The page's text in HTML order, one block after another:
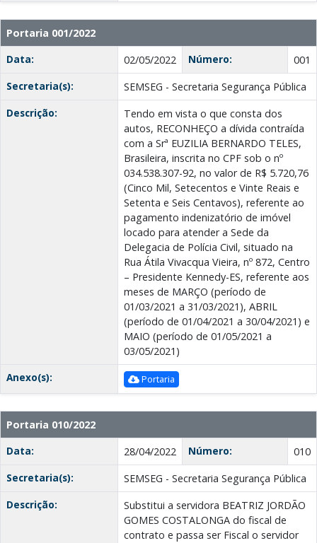
Portaria 001/2022
Data:
02/05/2022 Número:
001
Secretaria(s):
SEMSEG - Secretaria Segurança Pública
Descrição:
Tendo em vista o que consta dos
autos, RECONHEÇO a dívida contraída
com a Srª EUZILIA BERNARDO TELES,
Brasileira, inscrita no CPF sob o nº
034.538.307-92, no valor de R$ 5.720,76
(Cinco Mil, Setecentos e Vinte Reais e
Setenta e Seis Centavos), referente ao
pagamento indenizatório de imóvel
locado para atender a Sede da
Delegacia de Polícia Civil, situado na
Rua Átila Vivacqua Vieira, nº 872, Centro
– Presidente Kennedy-ES, referente aos
meses de MARÇO (período de
01/03/2021 a 31/03/2021), ABRIL
(período de 01/04/2021 a 30/04/2021) e
MAIO (período de 01/05/2021 a
03/05/2021)
Anexo(s):
Portaria
Portaria 010/2022
Data:
28/04/2022 Número:
010
Secretaria(s):
SEMSEG - Secretaria Segurança Pública
Descrição:
Substitui a servidora BEATRIZ JORDÃO
GOMES COSTALONGA do fiscal de
contrato e passa ser Fiscal o servidor